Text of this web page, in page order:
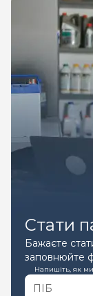
Стати
Бажаєте
заповнюйте
Напишіть, як